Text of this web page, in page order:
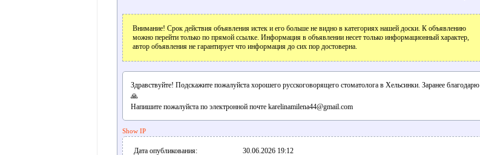
Внимание! Срок действия объявления истек и его больше не видно в категориях нашей доски. К объявлению
можно перейти только по прямой ссылке. Информация в объявлении несет только информационный характер,
автор объявления не гарантирует что информация до сих пор достоверна.
Здравствуйте! Подскажите пожалуйста хорошего русскоговорящего стоматолога в Хельсинки. Заранее благодарю
🙏
Напишите пожалуйста по электронной почте karelinamilena44@gmail.com
Show IP
Дата опубликования: 30.06.2026 19:12